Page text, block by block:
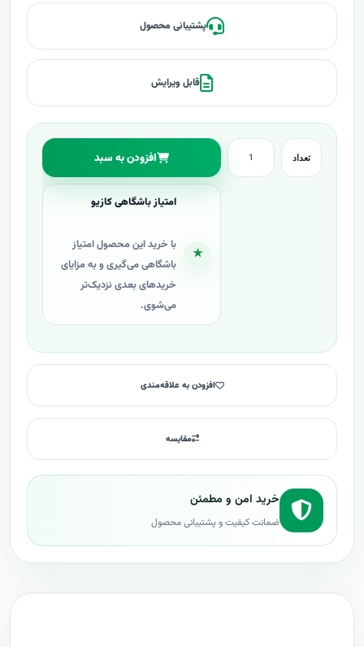
پشتیبانی محصول
قابل ویرایش
تعداد افزودن به سبد
★
امتیاز باشگاهی کازیو
با خرید این محصول امتیاز
باشگاهی می‌گیری و به مزایای
خریدهای بعدی نزدیک‌تر
می‌شوی.
افزودن به علاقه‌مندی
مقایسه
خرید امن و مطمئن
ضمانت کیفیت و پشتیبانی محصول